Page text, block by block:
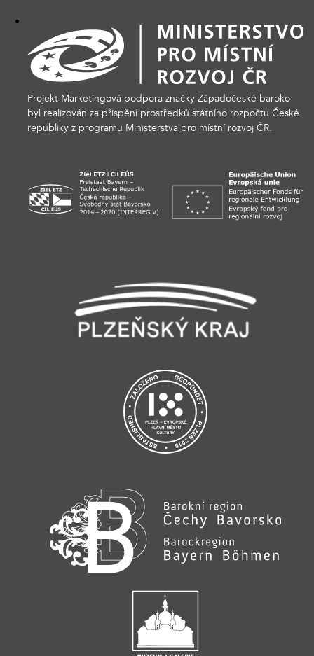
Projekt Marketingová podpora značky Západočeské baroko
byl realizován za přispění prostředků státního rozpočtu České
republiky z programu Ministerstva pro místní rozvoj ČR.